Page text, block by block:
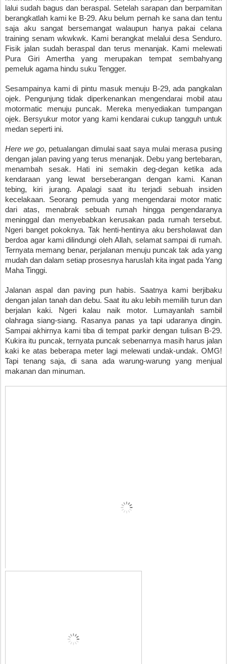
lalui sudah bagus dan beraspal. Setelah sarapan dan berpamitan
berangkatlah kami ke B-29. Aku belum pernah ke sana dan tentu
saja aku sangat bersemangat walaupun hanya pakai celana
training senam wkwkwk. Kami berangkat melalui desa Senduro.
Fisik jalan sudah beraspal dan terus menanjak. Kami melewati
Pura Giri Amertha yang merupakan tempat sembahyang
pemeluk agama hindu suku Tengger.
Sesampainya kami di pintu masuk menuju B-29, ada pangkalan
ojek. Pengunjung tidak diperkenankan mengendarai mobil atau
motormatic menuju puncak. Mereka menyediakan tumpangan
ojek. Bersyukur motor yang kami kendarai cukup tangguh untuk
medan seperti ini.
Here we go, petualangan dimulai saat saya mulai merasa pusing
dengan jalan paving yang terus menanjak. Debu yang bertebaran,
menambah sesak. Hati ini semakin deg-degan ketika ada
kendaraan yang lewat berseberangan dengan kami. Kanan
tebing, kiri jurang. Apalagi saat itu terjadi sebuah insiden
kecelakaan. Seorang pemuda yang mengendarai motor matic
dari atas, menabrak sebuah rumah hingga pengendaranya
meninggal dan menyebabkan kerusakan pada rumah tersebut.
Ngeri banget pokoknya. Tak henti-hentinya aku bersholawat dan
berdoa agar kami dilindungi oleh Allah, selamat sampai di rumah.
Ternyata memang benar, perjalanan menuju puncak tak ada yang
mudah dan dalam setiap prosesnya haruslah kita ingat pada Yang
Maha Tinggi.
Jalanan aspal dan paving pun habis. Saatnya kami berjibaku
dengan jalan tanah dan debu. Saat itu aku lebih memilih turun dan
berjalan kaki. Ngeri kalau naik motor. Lumayanlah sambil
olahraga siang-siang. Rasanya panas ya tapi udaranya dingin.
Sampai akhirnya kami tiba di tempat parkir dengan tulisan B-29.
Kukira itu puncak, ternyata puncak sebenarnya masih harus jalan
kaki ke atas beberapa meter lagi melewati undak-undak. OMG!
Tapi tenang saja, di sana ada warung-warung yang menjual
makanan dan minuman.